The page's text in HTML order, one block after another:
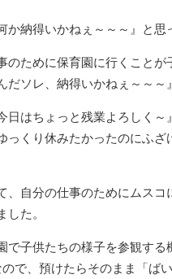
か納得いかねぇ～～～』と思
のために保育園に行くこと
だソレ、納得いかねぇ～～～
日はちょっと残業よろしく
っくり休みたかったのにふ
、自分の仕事のためにムス
した。
で子供たちの様子を参観する
ので、預けたらそのまま「ば